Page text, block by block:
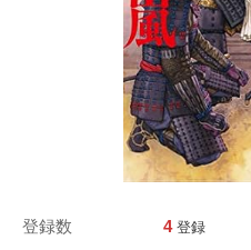
登録数 4 登録